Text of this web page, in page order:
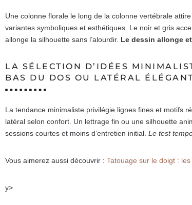
Une colonne florale le long de la colonne vertébrale
variantes symboliques et esthétiques. Le noir et gris
allonge la silhouette sans l’alourdir. Le dessin allonge
LA SÉLECTION D’IDÉES
BAS DU DOS OU LATÉRAL
La tendance minimaliste privilégie lignes fines et motifs
latéral selon confort. Un lettrage fin ou une silhouette
sessions courtes et moins d’entretien initial. Le test
Vous aimerez aussi découvrir : Tatouage sur le doigt :
y>